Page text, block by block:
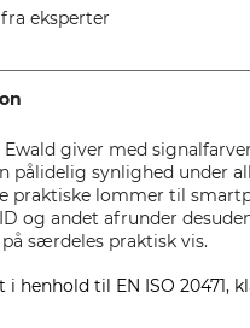
eksperter
Ewald giver med
pålidelig synlighed under
praktiske lommer til
og andet afrunder
særdeles praktisk vis.
i henhold til EN ISO 20471,